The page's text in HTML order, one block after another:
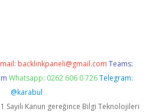
backlinkpaneli@gmail.com Teams:
Whatsapp: 0262 606 0 726 Telegram:
@karabul
Sayılı Kanun gereğince Bilgi Teknolojileri